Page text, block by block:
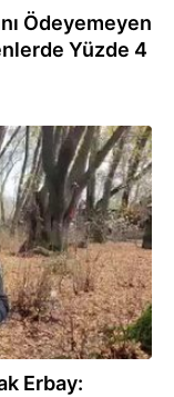
Ödeyemeyen
Yüzde 4
Erbay: